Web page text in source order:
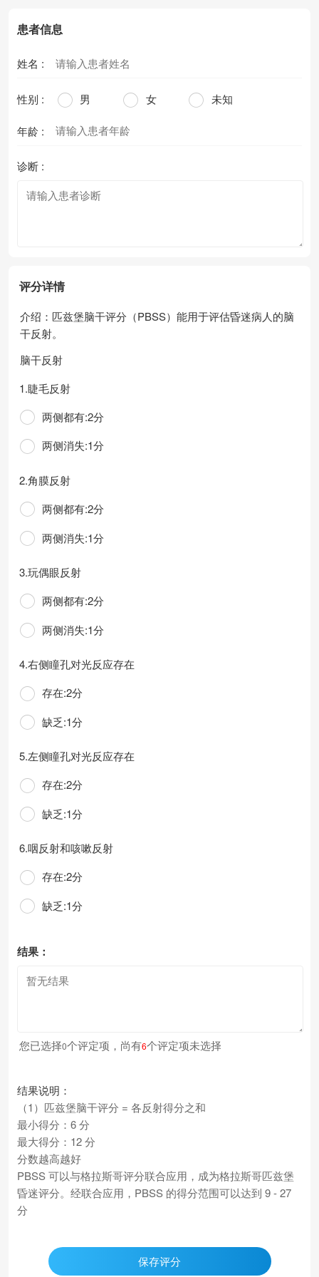
患者信息
姓名 :
性别 : 男 女 未知
年龄 :
诊断 :
评分详情
介绍：匹兹堡脑干评分（PBSS）能用于评估昏迷病人的脑
干反射。
脑干反射
1.睫毛反射
两侧都有:2分
两侧消失:1分
2.角膜反射
两侧都有:2分
两侧消失:1分
3.玩偶眼反射
两侧都有:2分
两侧消失:1分
4.右侧瞳孔对光反应存在
存在:2分
缺乏:1分
5.左侧瞳孔对光反应存在
存在:2分
缺乏:1分
6.咽反射和咳嗽反射
存在:2分
缺乏:1分
结果：
您已选择0个评定项，尚有6个评定项未选择
结果说明：
（1）匹兹堡脑干评分 = 各反射得分之和
最小得分：6 分
最大得分：12 分
分数越高越好
PBSS 可以与格拉斯哥评分联合应用，成为格拉斯哥匹兹堡
昏迷评分。经联合应用，PBSS 的得分范围可以达到 9 - 27
分
保存评分